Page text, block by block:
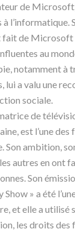
de
à l’informatique.
fait de Microsoft
au
notamment à
lui a valu une
sociale.
de
est l’une des
Son ambition,
autres en ont
Son
» a été
et elle a
les droits des